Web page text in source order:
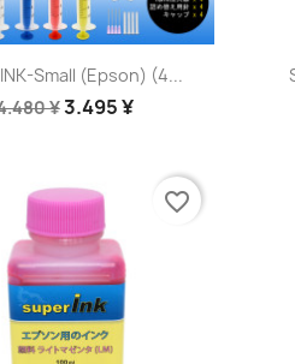
Anteprima
Small (Epson) (4...
¥3.495 ¥
favorite_border